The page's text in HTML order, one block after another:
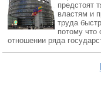
предстоят
властям и
труда
потому
отношении ряда